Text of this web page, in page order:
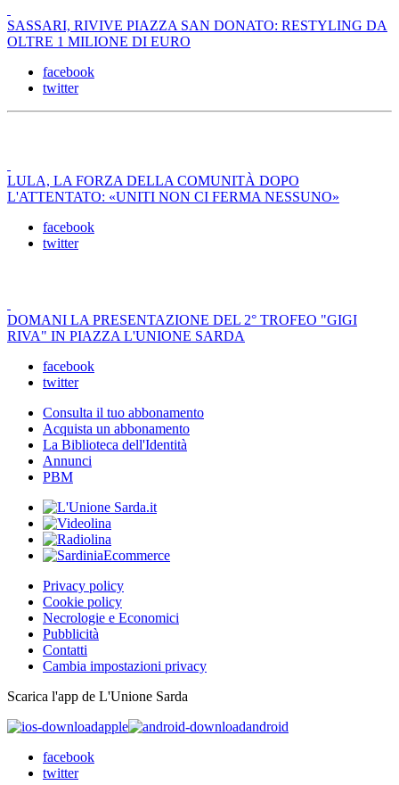
SASSARI, RIVIVE PIAZZA SAN DONATO: RESTYLING DA
OLTRE 1 MILIONE DI EURO
facebook
twitter
LULA, LA FORZA DELLA COMUNITÀ DOPO
L'ATTENTATO: «UNITI NON CI FERMA NESSUNO»
facebook
twitter
DOMANI LA PRESENTAZIONE DEL 2° TROFEO "GIGI
RIVA" IN PIAZZA L'UNIONE SARDA
facebook
twitter
Consulta il tuo abbonamento
Acquista un abbonamento
La Biblioteca dell'Identità
Annunci
PBM
Privacy policy
Cookie policy
Necrologie e Economici
Pubblicità
Contatti
Cambia impostazioni privacy
Scarica l'app de L'Unione Sarda
apple
android
facebook
twitter